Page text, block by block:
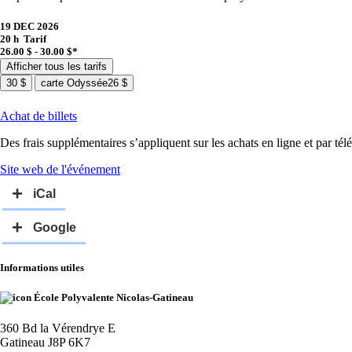
19 DEC 2026
20 h Tarif
26.00 $ - 30.00 $*
Afficher tous les tarifs
30 $
carte Odyssée26 $
Achat de billets
Des frais supplémentaires s’appliquent sur les achats en ligne et par
Site web de l'événement
Informations utiles
École Polyvalente Nicolas-Gatineau
360 Bd la Vérendrye E
Gatineau J8P 6K7